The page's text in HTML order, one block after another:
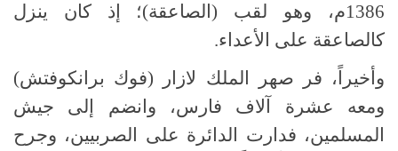
1386م، وهو لقب (الصاعقة)؛ إذ كان ينزل
كالصاعقة على الأعداء.
وأخيراً، فر صهر الملك لازار (فوك برانكوفتش)
ومعه عشرة آلاف فارس، وانضم إلى جيش
المسلمين، فدارت الدائرة على الصربيين، وجرح